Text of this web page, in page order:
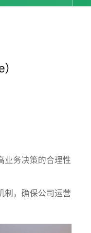
业务决策的合理性
制，确保公司运营